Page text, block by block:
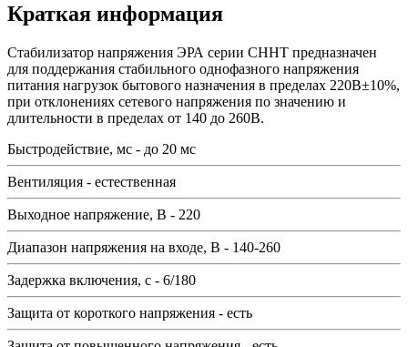
Краткая информация
Стабилизатор напряжения ЭРА серии СННТ предназначен
для поддержания стабильного однофазного напряжения
питания нагрузок бытового назначения в пределах 220В±10%,
при отклонениях сетевого напряжения по значению и
длительности в пределах от 140 до 260В.
Быстродействие, мс - до 20 мс
Вентиляция - естественная
Выходное напряжение, В - 220
Диапазон напряжения на входе, В - 140-260
Задержка включения, с - 6/180
Защита от короткого напряжения - есть